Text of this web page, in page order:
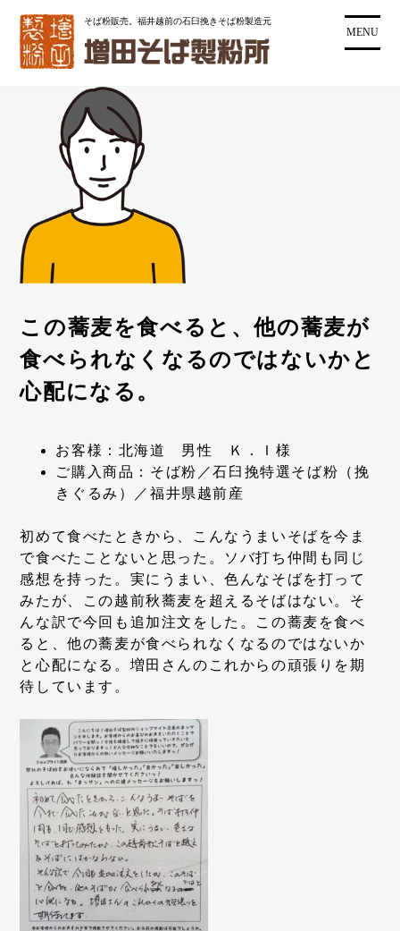
そば粉販売。福井越前の石臼挽きそば粉製造元
MENU
この蕎麦を食べると、他の蕎麦が
食べられなくなるのではないかと
心配になる。
お客様：北海道 男性 Ｋ．Ｉ様
ご購入商品：そば粉／石臼挽特選そば粉（挽
きぐるみ）／福井県越前産
初めて食べたときから、こんなうまいそばを今ま
で食べたことないと思った。ソバ打ち仲間も同じ
感想を持った。実にうまい、色んなそばを打って
みたが、この越前秋蕎麦を超えるそばはない。そ
んな訳で今回も追加注文をした。この蕎麦を食べ
ると、他の蕎麦が食べられなくなるのではないか
と心配になる。増田さんのこれからの頑張りを期
待しています。